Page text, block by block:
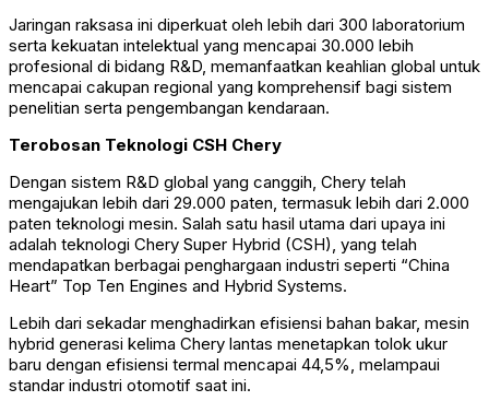
Jaringan raksasa ini diperkuat oleh lebih dari 300 laboratorium
serta kekuatan intelektual yang mencapai 30.000 lebih
profesional di bidang R&D, memanfaatkan keahlian global untuk
mencapai cakupan regional yang komprehensif bagi sistem
penelitian serta pengembangan kendaraan.
Terobosan Teknologi CSH Chery
Dengan sistem R&D global yang canggih, Chery telah
mengajukan lebih dari 29.000 paten, termasuk lebih dari 2.000
paten teknologi mesin. Salah satu hasil utama dari upaya ini
adalah teknologi Chery Super Hybrid (CSH), yang telah
mendapatkan berbagai penghargaan industri seperti “China
Heart” Top Ten Engines and Hybrid Systems.
Lebih dari sekadar menghadirkan efisiensi bahan bakar, mesin
hybrid generasi kelima Chery lantas menetapkan tolok ukur
baru dengan efisiensi termal mencapai 44,5%, melampaui
standar industri otomotif saat ini.